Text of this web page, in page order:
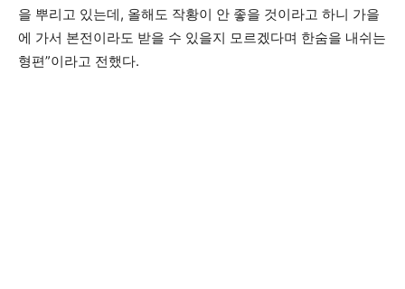
을 뿌리고 있는데, 올해도 작황이 안 좋을 것이라고 하니 가을
에 가서 본전이라도 받을 수 있을지 모르겠다며 한숨을 내쉬는
형편”이라고 전했다.